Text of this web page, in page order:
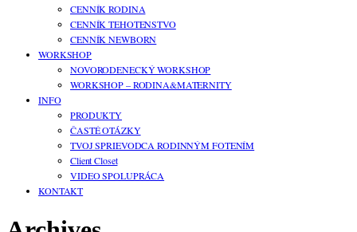
CENNÍK RODINA
CENNÍK TEHOTENSTVO
CENNÍK NEWBORN
WORKSHOP
NOVORODENECKÝ WORKSHOP
WORKSHOP – RODINA&MATERNITY
INFO
PRODUKTY
ČASTÉ OTÁZKY
TVOJ SPRIEVODCA RODINNÝM FOTENÍM
Client Closet
VIDEO SPOLUPRÁCA
KONTAKT